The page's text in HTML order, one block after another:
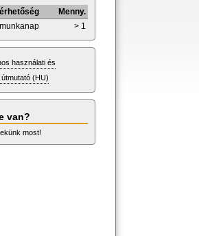
Menny.
> 1
használati és
(HU)
van?
most!